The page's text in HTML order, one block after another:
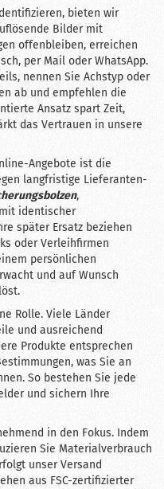
bieten wir
Bilder mit
offenbleiben, erreichen
per Mail oder WhatsApp.
nennen Sie Achs­typ oder
ab und empfehlen die
Ansatz spart Zeit,
das Vertrauen in unsere
Angebote ist die
langfristige Lieferanten­
,
identischer
später Ersatz beziehen
oder Verleihfirmen
persönlichen
und auf Wunsch
Rolle. Viele Länder
und ausreichend
Produkte entsprechen
was Sie an
So bestehen Sie jede
und sichern Ihre
in den Fokus. Indem
Sie Materialverbrauch
unser Versand
aus FSC-zertifizierter